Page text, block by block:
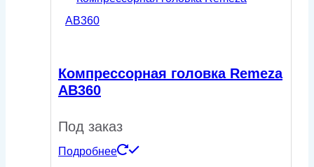
Компрессорная головка Remeza
AB360
Под заказ
Подробнее